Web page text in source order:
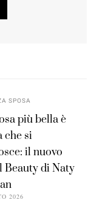
SPOSA
più bella è
che si
il nuovo
Beauty di Naty
2026